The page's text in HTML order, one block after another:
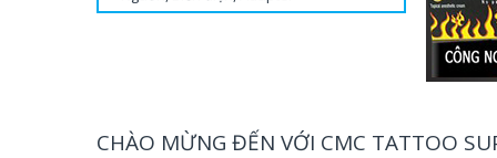
CHÀO MỪNG ĐẾN VỚI CMC TATTOO